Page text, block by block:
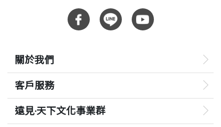
關於我們
客戶服務
遠見‧天下文化事業群